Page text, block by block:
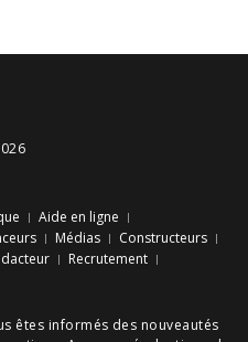
Aide en ligne
Médias
Constructeurs
Recrutement
êtes informés des nouveautés